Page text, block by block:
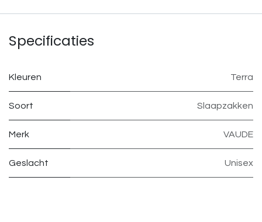
Specificaties
Kleuren Terra
Soort Slaapzakken
Merk VAUDE
Geslacht Unisex